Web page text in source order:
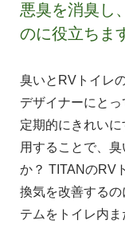
悪臭を消臭し
のに役立ちま
臭いとRVトイレ
デザイナーにと
定期的にきれい
用することで、
か？ TITANのRV
換気を改善する
テムをトイレ内